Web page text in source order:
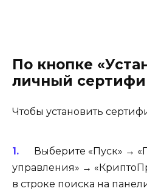
По кнопке
личный
Чтобы установить
Выберите «Пуск» →
управления» →
в строке поиска на